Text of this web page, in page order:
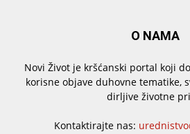
O NAMA
Novi Život je kršćanski portal koji
korisne objave duhovne tematike,
dirljive životne
Kontaktirajte nas: